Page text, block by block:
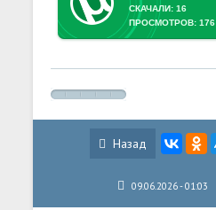
СКАЧАЛИ: 16
ПРОСМОТРОВ: 176
Назад
09.06.2026 - 01:03